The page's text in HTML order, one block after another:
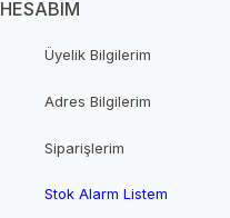
HESABIM
Üyelik Bilgilerim
Adres Bilgilerim
Siparişlerim
Stok Alarm Listem